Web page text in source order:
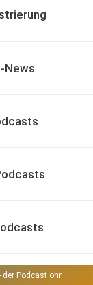
News
Podcast ohne